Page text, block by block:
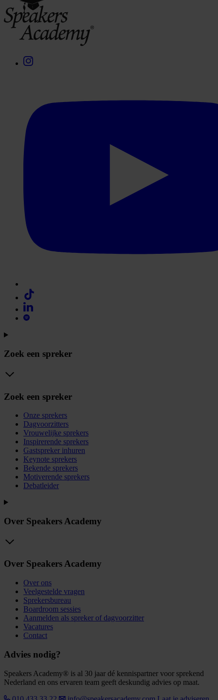
Zoek een spreker
Zoek een spreker
Onze sprekers
Dagvoorzitters
Vrouwelijke sprekers
Inspirerende sprekers
Gastspreker inhuren
Keynote sprekers
Bekende sprekers
Motiverende sprekers
Debatleider
Over Speakers Academy
Over Speakers Academy
Over ons
Veelgestelde vragen
Sprekersbureau
Boardroom sessies
Aanmelden als spreker of dagvoorzitter
Vacatures
Contact
Advies nodig?
Speakers Academy® is al 30 jaar dé kennispartner voor sprekend
Nederland en ons ervaren team geeft deskundig advies op maat.